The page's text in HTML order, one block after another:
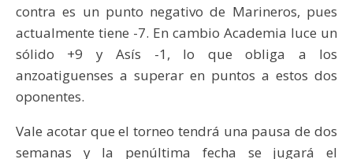
contra es un punto negativo de Marineros, pues
actualmente tiene -7. En cambio Academia luce un
sólido +9 y Asís -1, lo que obliga a los
anzoatiguenses a superar en puntos a estos dos
oponentes.
Vale acotar que el torneo tendrá una pausa de dos
semanas y la penúltima fecha se jugará el